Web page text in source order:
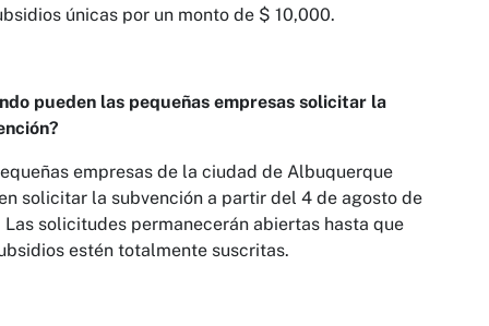
únicas por un monto de $ 10,000.
pueden las pequeñas empresas solicitar la
empresas de la ciudad de Albuquerque
solicitar la subvención a partir del 4 de agosto de
Las solicitudes permanecerán abiertas hasta que
estén totalmente suscritas.